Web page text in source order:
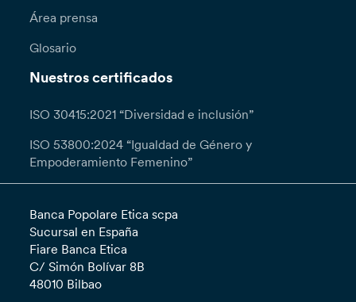
Área prensa
Glosario
Nuestros certificados
ISO 30415:2021 “Diversidad e inclusión”
ISO 53800:2024 “Igualdad de Género y
Empoderamiento Femenino”
Banca Popolare Etica scpa
Sucursal en España
Fiare Banca Etica
C/ Simón Bolívar 8B
48010 Bilbao